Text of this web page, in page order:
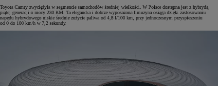
Toyota Camry zwyciężyła w segmencie samochodów średniej wielkości. W Polsce dostępna jest z hybrydą
piątej generacji o mocy 230 KM. Ta elegancka i dobrze wyposażona limuzyna osiąga dzięki zastosowaniu
napędu hybrydowego niskie średnie zużycie paliwa od 4,8 l/100 km, przy jednoczesnym przyspieszeniu
od 0 do 100 km/h w 7,2 sekundy.